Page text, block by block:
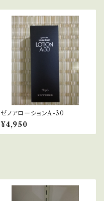
ゼノアローションA-30
¥4,950